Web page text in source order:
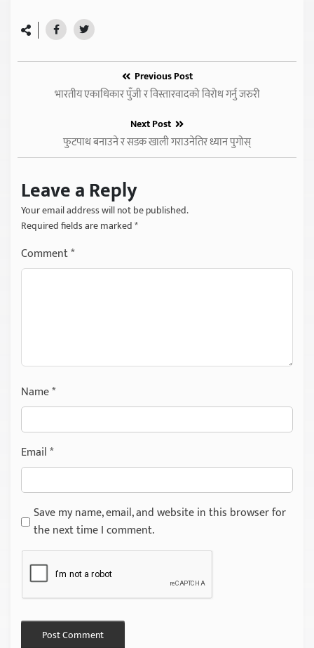
Previous Post
भारतीय एकाधिकार पुँजी र विस्तारवादको विरोध गर्नु जरुरी
Next Post
फुटपाथ बनाउने र सडक खाली गराउनेतिर ध्यान पुगोस्
Leave a Reply
Your email address will not be published.
Required fields are marked*
Comment*
Name*
Email*
Save my name, email, and website in this browser for
the next time I comment.